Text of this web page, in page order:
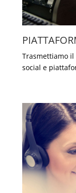
Trasmettiamo
social e